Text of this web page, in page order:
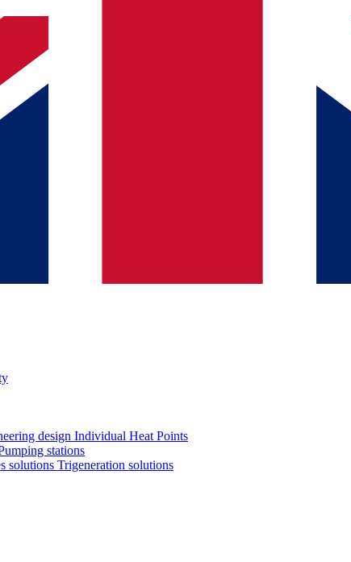
design Individual Heat Points
stations
solutions Trigeneration solutions